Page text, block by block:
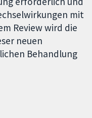
mit
Review wird die
neuen
Behandlung